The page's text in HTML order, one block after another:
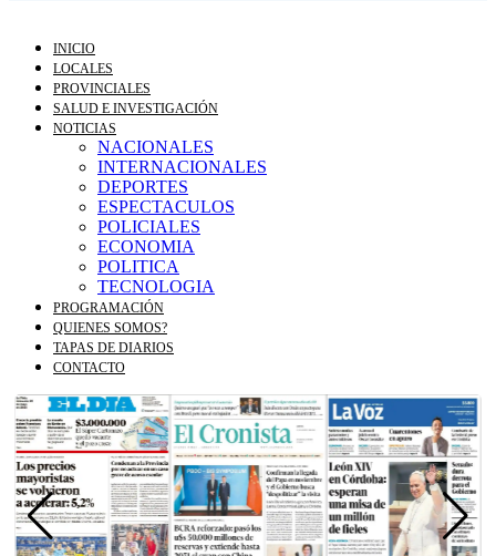
INICIO
LOCALES
PROVINCIALES
SALUD E INVESTIGACIÓN
NOTICIAS
NACIONALES
INTERNACIONALES
DEPORTES
ESPECTACULOS
POLICIALES
ECONOMIA
POLITICA
TECNOLOGIA
PROGRAMACIÓN
QUIENES SOMOS?
TAPAS DE DIARIOS
CONTACTO